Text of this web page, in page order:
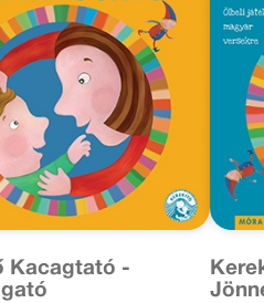
Kacagtató -